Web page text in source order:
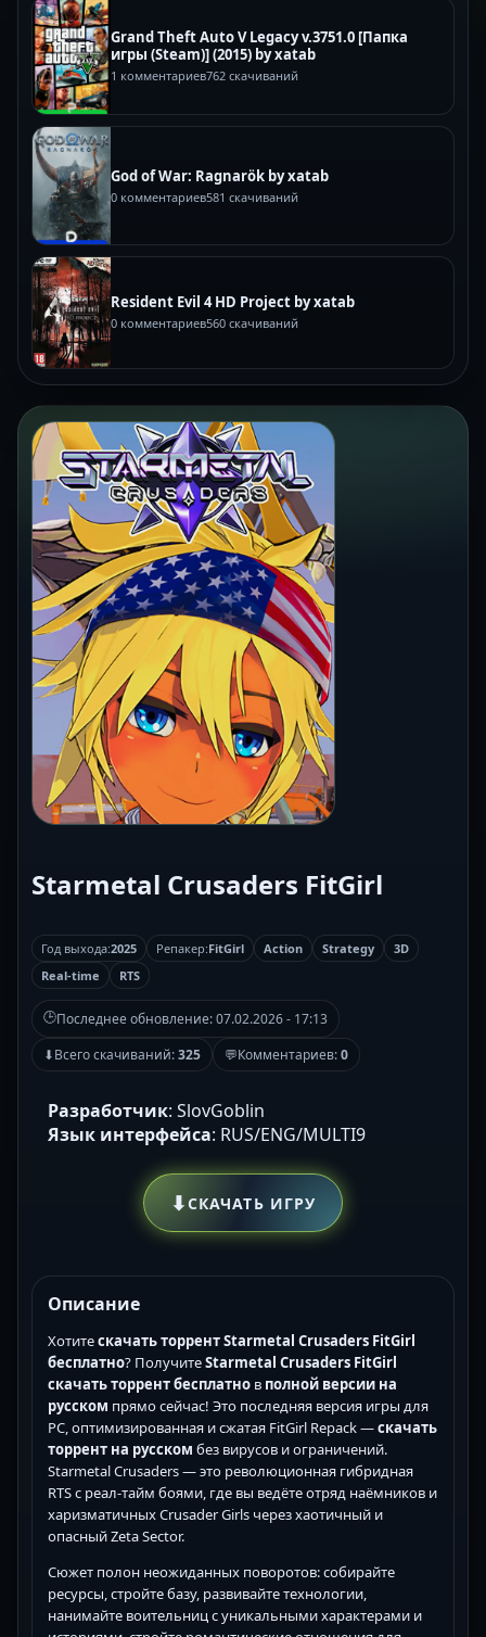
Grand Theft Auto V Legacy v.3751.0 [Папка
игры (Steam)] (2015) by xatab
1 комментариев762 скачиваний
God of War: Ragnarök by xatab
0 комментариев581 скачиваний
Resident Evil 4 HD Project by xatab
0 комментариев560 скачиваний
Starmetal Crusaders FitGirl
Год выхода:2025 Репакер:FitGirl Action Strategy
3D
Real-time
RTS
🕒Последнее обновление:07.02.2026 - 17:13
⬇Всего скачиваний:325 💬Комментариев:0
Разработчик: SlovGoblin
Язык интерфейса: RUS/ENG/MULTI9
⬇СКАЧАТЬ ИГРУ
Описание
Хотитескачать торрент Starmetal Crusaders FitGirl
бесплатно? ПолучитеStarmetal Crusaders FitGirl
скачать торрент бесплатно в полной версии на
русском прямо сейчас! Это последняя версия игры для
PC, оптимизированная и сжатая FitGirl Repack —скачать
торрент на русском без вирусов и ограничений.
Starmetal Crusaders — это революционная гибридная
RTS с реал-тайм боями, где вы ведёте отряд наёмников и
харизматичных Crusader Girls через хаотичный и
опасный Zeta Sector.
Сюжет полон неожиданных поворотов: собирайте
ресурсы, стройте базу, развивайте технологии,
нанимайте воительниц с уникальными характерами и